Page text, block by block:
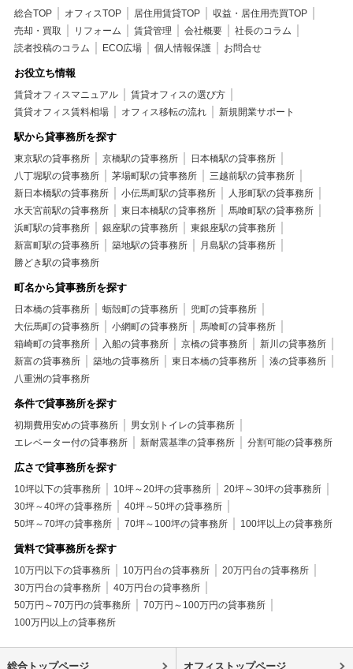
総合TOP オフィスTOP 居住用賃貸TOP
収益・居住用売買TOP
売却・買取
リフォーム 賃貸管理 会社概要
社長のコラム
読者投稿のコラム
ECO広場 個人情報保護 お問合せ
お役立ち情報
賃貸オフィスマニュアル
賃貸オフィスの選び方
賃貸オフィス賃料相場
オフィス移転の流れ 新規開業サポート
駅から貸事務所を探す
東京駅の貸事務所 京橋駅の貸事務所
日本橋駅の貸事務所
八丁堀駅の貸事務所
茅場町駅の貸事務所
三越前駅の貸事務所
新日本橋駅の貸事務所
小伝馬町駅の貸事務所
人形町駅の貸事務所
水天宮前駅の貸事務所
東日本橋駅の貸事務所
馬喰町駅の貸事務所
浜町駅の貸事務所
銀座駅の貸事務所
東銀座駅の貸事務所
新富町駅の貸事務所
築地駅の貸事務所
月島駅の貸事務所
勝どき駅の貸事務所
町名から貸事務所を探す
日本橋の貸事務所 蛎殻町の貸事務所
兜町の貸事務所
大伝馬町の貸事務所
小網町の貸事務所
馬喰町の貸事務所
箱崎町の貸事務所
入船の貸事務所 京橋の貸事務所
新川の貸事務所
新富の貸事務所
築地の貸事務所 東日本橋の貸事務所
湊の貸事務所
八重洲の貸事務所
条件で貸事務所を探す
初期費用安めの貸事務所
男女別トイレの貸事務所
エレベーター付の貸事務所
新耐震基準の貸事務所 分割可能の貸事務所
広さで貸事務所を探す
10坪以下の貸事務所 10坪～20坪の貸事務所
20坪～30坪の貸事務所
30坪～40坪の貸事務所
40坪～50坪の貸事務所
50坪～70坪の貸事務所
70坪～100坪の貸事務所 100坪以上の貸事務所
賃料で貸事務所を探す
10万円以下の貸事務所 10万円台の貸事務所
20万円台の貸事務所
30万円台の貸事務所
40万円台の貸事務所
50万円～70万円の貸事務所
70万円～100万円の貸事務所
100万円以上の貸事務所
総合トップページ オフィストップページ